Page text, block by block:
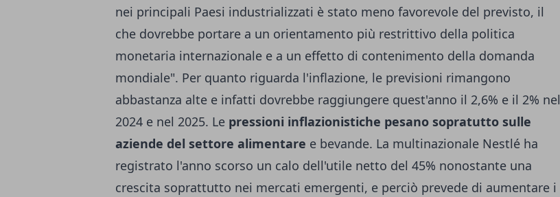
nei principali Paesi industrializzati è stato meno favorevole del previsto, il
che dovrebbe portare a un orientamento più restrittivo della politica
monetaria internazionale e a un effetto di contenimento della domanda
mondiale". Per quanto riguarda l'inflazione, le previsioni rimangono
abbastanza alte e infatti dovrebbe raggiungere quest'anno il 2,6% e il 2% nel
2024 e nel 2025. Le pressioni inflazionistiche pesano sopratutto sulle
aziende del settore alimentare e bevande. La multinazionale Nestlé ha
registrato l'anno scorso un calo dell'utile netto del 45% nonostante una
crescita soprattutto nei mercati emergenti, e perciò prevede di aumentare i